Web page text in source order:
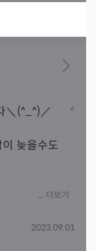
＼(^_^)／
늦을수도
겠습니다 😊
... 더보기
2023.09.01